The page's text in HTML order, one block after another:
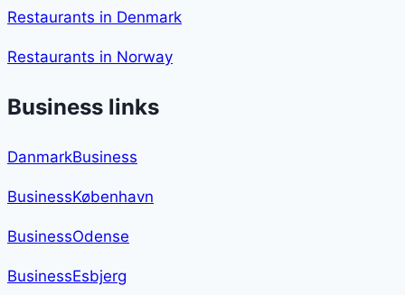
Restaurants in Denmark
Restaurants in Norway
Business links
DanmarkBusiness
BusinessKøbenhavn
BusinessOdense
BusinessEsbjerg